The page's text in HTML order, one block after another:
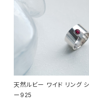
天然ルビー ワイド リング
ー925